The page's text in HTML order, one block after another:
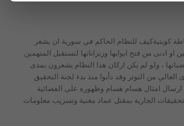
كويتيةكيف للنظام الحاكم في سورية ان يشعر
ادنى من فتح ابوابها وزنزاناتها لتستقبل المتهمين
، ولو لم يكن اركان هذا النظام يشعرون بمدى
من التوتر وقد دأبوا منذ بدء لجنة التحقيق
امثال هسام هسام وظهوره على الفضائية
الجارية بمقتل عماد مغنية وتسريب معلومات